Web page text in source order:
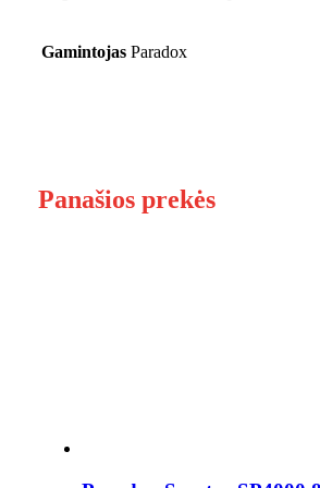
Gamintojas Paradox
Panašios prekės